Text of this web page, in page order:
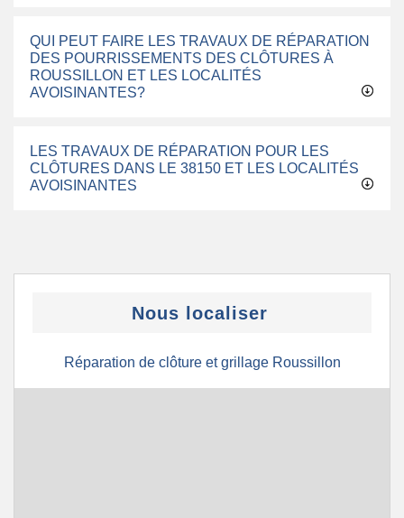
QUI PEUT FAIRE LES TRAVAUX DE RÉPARATION
DES POURRISSEMENTS DES CLÔTURES À
ROUSSILLON ET LES LOCALITÉS
AVOISINANTES?
LES TRAVAUX DE RÉPARATION POUR LES
CLÔTURES DANS LE 38150 ET LES LOCALITÉS
AVOISINANTES
Nous localiser
Réparation de clôture et grillage Roussillon